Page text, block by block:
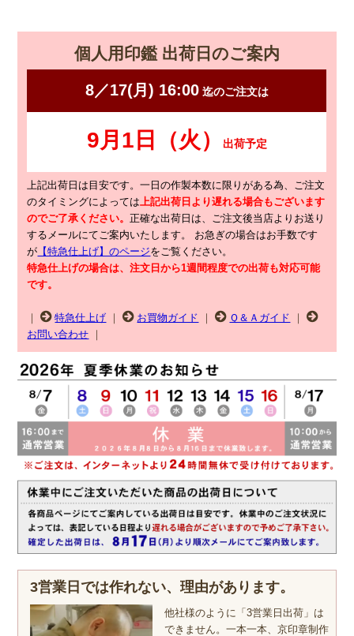
個人用印鑑 出荷日のご案内
上記出荷日は目安です。一日の作製本数に限りがある為、ご注文
のタイミングによっては 上記出荷日より遅れる場合もございます
のでご了承ください。正確な出荷日は、ご注文後当店よりお送り
するメールにてご案内いたします。 お急ぎの場合はお手数です
が 【特急仕上げ】のページをご覧ください。
特急仕上げの場合は、注文日から1週間程度での出荷も対応可能
です。
｜ 特急仕上げ ｜ お買物ガイド ｜ Ｑ＆Ａガイド ｜
お問い合わせ ｜
3営業日では作れない、理由があります。
他社様のように「3営業日出荷」は
できません。一本一本、京印章制作